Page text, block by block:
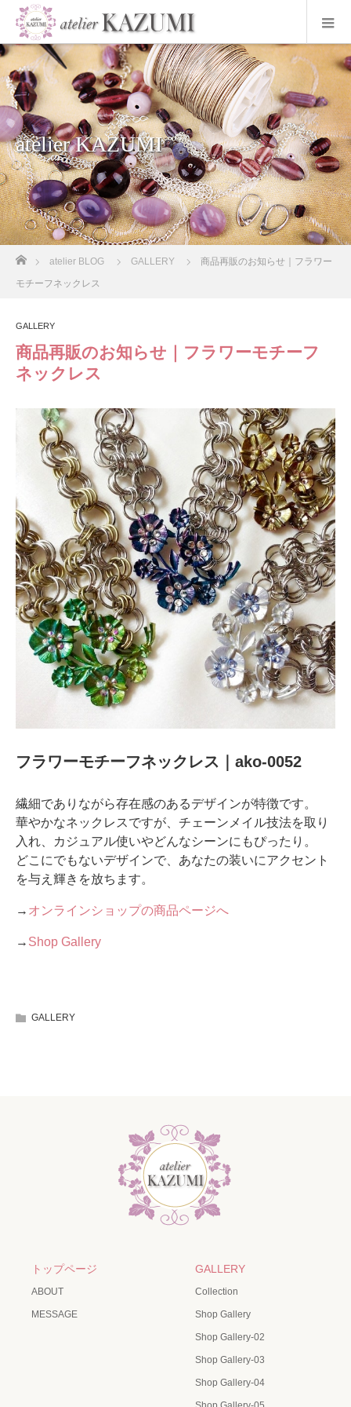
atelier KAZUMI
atelier BLOG GALLERY
商品再販のお知らせ｜フラワー
モチーフネックレス
GALLERY
商品再販のお知らせ｜フラワーモチーフ
ネックレス
フラワーモチーフネックレス｜ako-0052
繊細でありながら存在感のあるデザインが特徴です。
華やかなネックレスですが、チェーンメイル技法を取り
入れ、カジュアル使いやどんなシーンにもぴったり。
どこにでもないデザインで、あなたの装いにアクセント
を与え輝きを放ちます。
→ オンラインショップの商品ページへ
→ Shop Gallery
GALLERY
トップページ
ABOUT
MESSAGE
GALLERY
Collection
Shop Gallery
Shop Gallery-02
Shop Gallery-03
Shop Gallery-04